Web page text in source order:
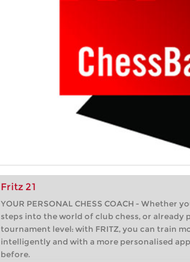
Fritz 21
YOUR PERSONAL CHESS COACH - Whether
steps into the world of club chess, or already
tournament level: with FRITZ, you can train
intelligently and with a more personalised
before.